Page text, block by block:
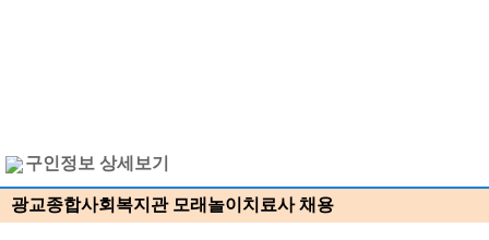
구인정보 상세보기
광교종합사회복지관 모래놀이치료사 채용